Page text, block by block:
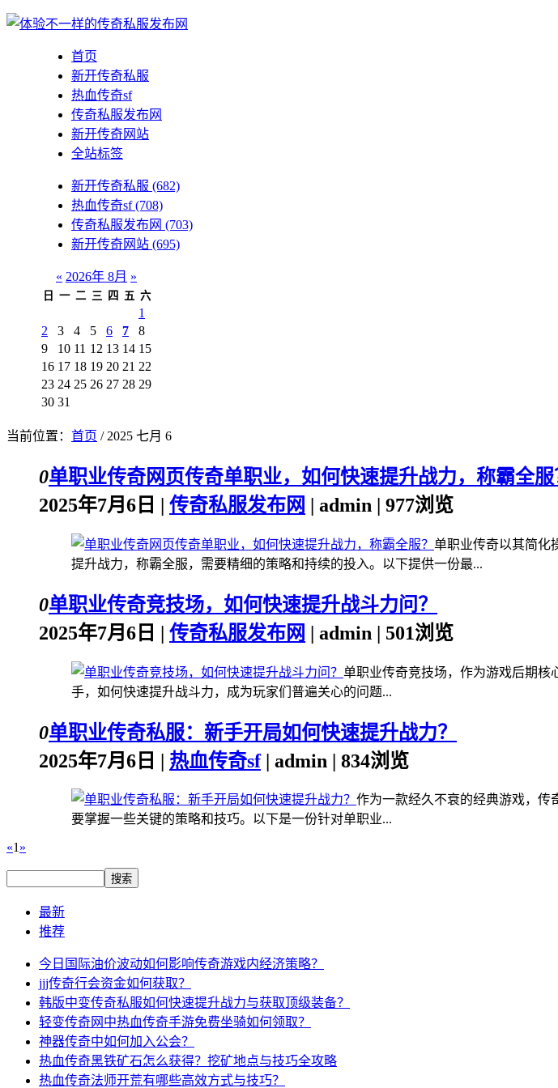
首页
新开传奇私服
热血传奇sf
传奇私服发布网
新开传奇网站
全站标签
新开传奇私服 (682)
热血传奇sf(708)
传奇私服发布网 (703)
新开传奇网站 (695)
« 2026年 8月 »
日 一 二 三 四 五 六
1
2
3 4 5 6 7
8
9
10 11 12 13 14 15
16 17 18 19 20 21 22
23 24 25 26 27 28 29
30 31
当前位置： 首页 / 2025 七月 6
0单职业传奇网页传奇单职业，如何快速提升战力，称霸全服
2025年7月6日 | 传奇私服发布网 | admin | 977浏览
单职业传奇以其简化
提升战力，称霸全服，需要精细的策略和持续的投入。以下提供一份最...
0单职业传奇竞技场，如何快速提升战斗力问？
2025年7月6日 | 传奇私服发布网 | admin | 501浏览
单职业传奇竞技场，作为游戏后期核
手，如何快速提升战斗力，成为玩家们普遍关心的问题...
0单职业传奇私服：新手开局如何快速提升战力？
2025年7月6日 | 热血传奇sf| admin | 834浏览
作为一款经久不衰的经典游戏，传
要掌握一些关键的策略和技巧。以下是一份针对单职业...
«1»
最新
推荐
今日国际油价波动如何影响传奇游戏内经济策略？
jjj传奇行会资金如何获取？
韩版中变传奇私服如何快速提升战力与获取顶级装备？
轻变传奇网中热血传奇手游免费坐骑如何领取？
神器传奇中如何加入公会？
热血传奇黑铁矿石怎么获得？挖矿地点与技巧全攻略
热血传奇法师开荒有哪些高效方式与技巧？